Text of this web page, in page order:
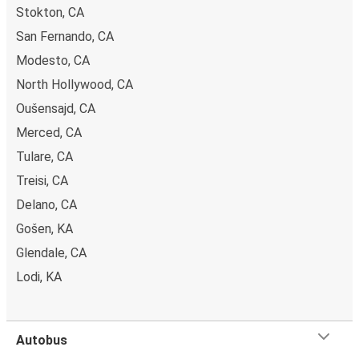
Stokton, CA
San Fernando, CA
Modesto, CA
North Hollywood, CA
Oušensajd, CA
Merced, CA
Tulare, CA
Treisi, CA
Delano, CA
Gošen, KA
Glendale, CA
Lodi, KA
Autobus